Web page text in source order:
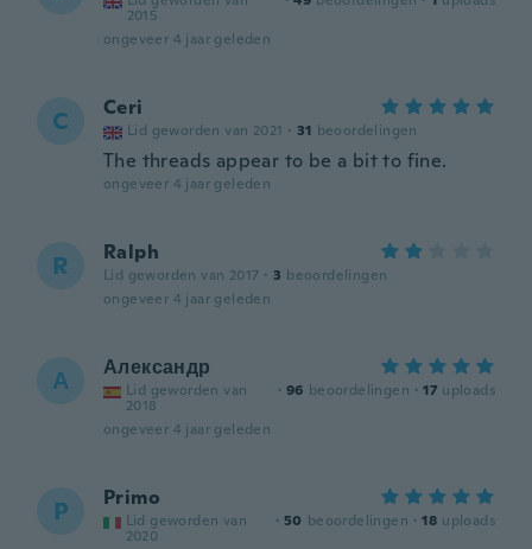
2015
ongeveer 4 jaar geleden
C Ceri
Lid geworden van 2021 · 31 beoordelingen
The threads appear to be a bit to fine.
ongeveer 4 jaar geleden
R Ralph
Lid geworden van 2017 · 3 beoordelingen
ongeveer 4 jaar geleden
А Александр
Lid geworden van
2018
· 96 beoordelingen · 17 uploads
ongeveer 4 jaar geleden
P Primo
Lid geworden van
2020
· 50 beoordelingen · 18 uploads